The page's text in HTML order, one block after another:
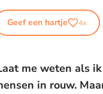
Geef een hartje 4x
me weten als
in rouw.